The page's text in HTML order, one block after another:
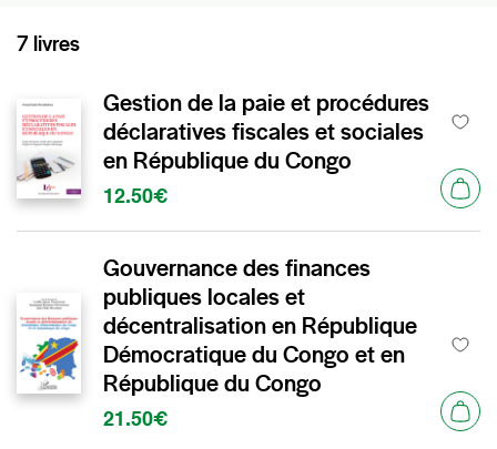
7 livres
Gestion de la paie et procédures
déclaratives fiscales et sociales
en République du Congo
12.50€
Gouvernance des finances
publiques locales et
décentralisation en République
Démocratique du Congo et en
République du Congo
21.50€